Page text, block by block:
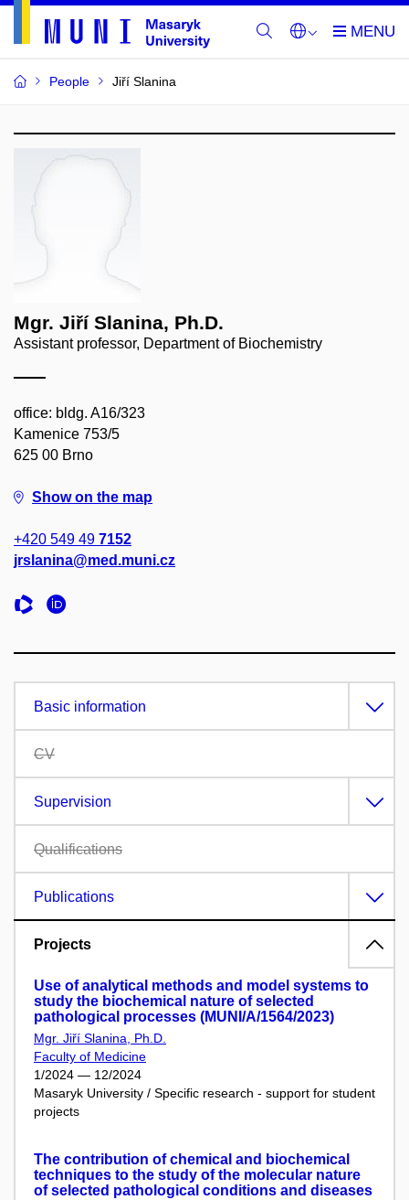
People Jiří Slanina
Mgr. Jiří Slanina, Ph.D.
Assistant professor, Department of Biochemistry
office: bldg. A16/323
Kamenice 753/5
625 00 Brno
Show on the map
+420 549 49 7152
jrslanina@med.muni.cz
Basic information
CV
Supervision
Qualifications
Publications
Projects
Use of analytical methods and model systems to
study the biochemical nature of selected
pathological processes (MUNI/A/1564/2023)
Mgr. Jiří Slanina, Ph.D.
Faculty of Medicine
1/2024 — 12/2024
Masaryk University / Specific research - support for student
projects
The contribution of chemical and biochemical
techniques to the study of the molecular nature
of selected pathological conditions and diseases